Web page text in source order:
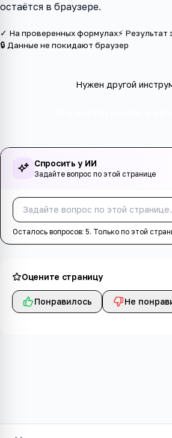
остаётся в браузере.
✓ На проверенных формулах⚡ Результат
🔒 Данные не покидают браузер
Нужен другой
Спросить у ИИ
Задайте вопрос по этой странице
Осталось вопросов: 5. Только по этой
Оцените страницу
Понравилось Не